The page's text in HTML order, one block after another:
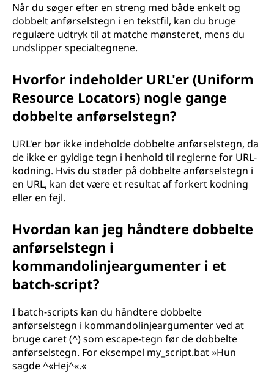
Når du søger efter en streng med både enkelt og
dobbelt anførselstegn i en tekstfil, kan du bruge
regulære udtryk til at matche mønsteret, mens du
undslipper specialtegnene.
Hvorfor indeholder URL'er (Uniform
Resource Locators) nogle gange
dobbelte anførselstegn?
URL'er bør ikke indeholde dobbelte anførselstegn, da
de ikke er gyldige tegn i henhold til reglerne for URL-
kodning. Hvis du støder på dobbelte anførselstegn i
en URL, kan det være et resultat af forkert kodning
eller en fejl.
Hvordan kan jeg håndtere dobbelte
anførselstegn i
kommandolinjeargumenter i et
batch-script?
I batch-scripts kan du håndtere dobbelte
anførselstegn i kommandolinjeargumenter ved at
bruge caret (^) som escape-tegn før de dobbelte
anførselstegn. For eksempel my_script.bat »Hun
sagde ^«Hej^«.«